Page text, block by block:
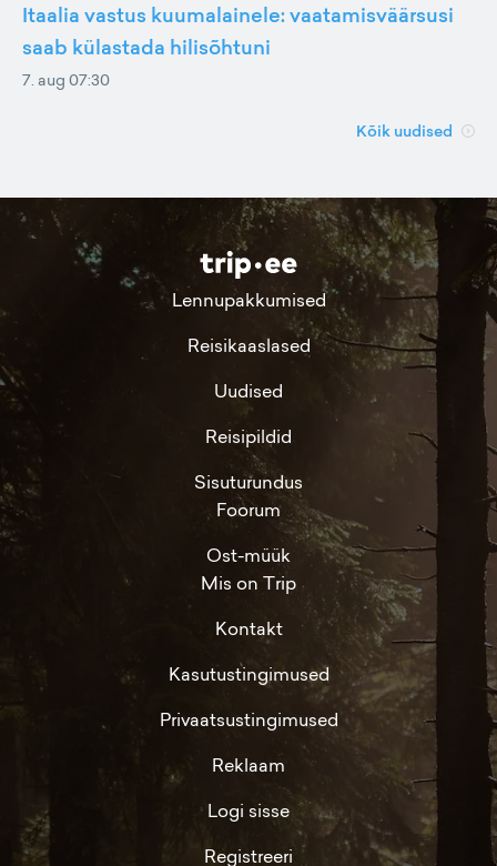
Itaalia vastus kuumalainele: vaatamisväärsusi
saab külastada hilisõhtuni
7. aug 07:30
Kõik uudised
Lennupakkumised
Reisikaaslased
Uudised
Reisipildid
Sisuturundus
Foorum
Ost-müük
Mis on Trip
Kontakt
Kasutustingimused
Privaatsustingimused
Reklaam
Logi sisse
Registreeri